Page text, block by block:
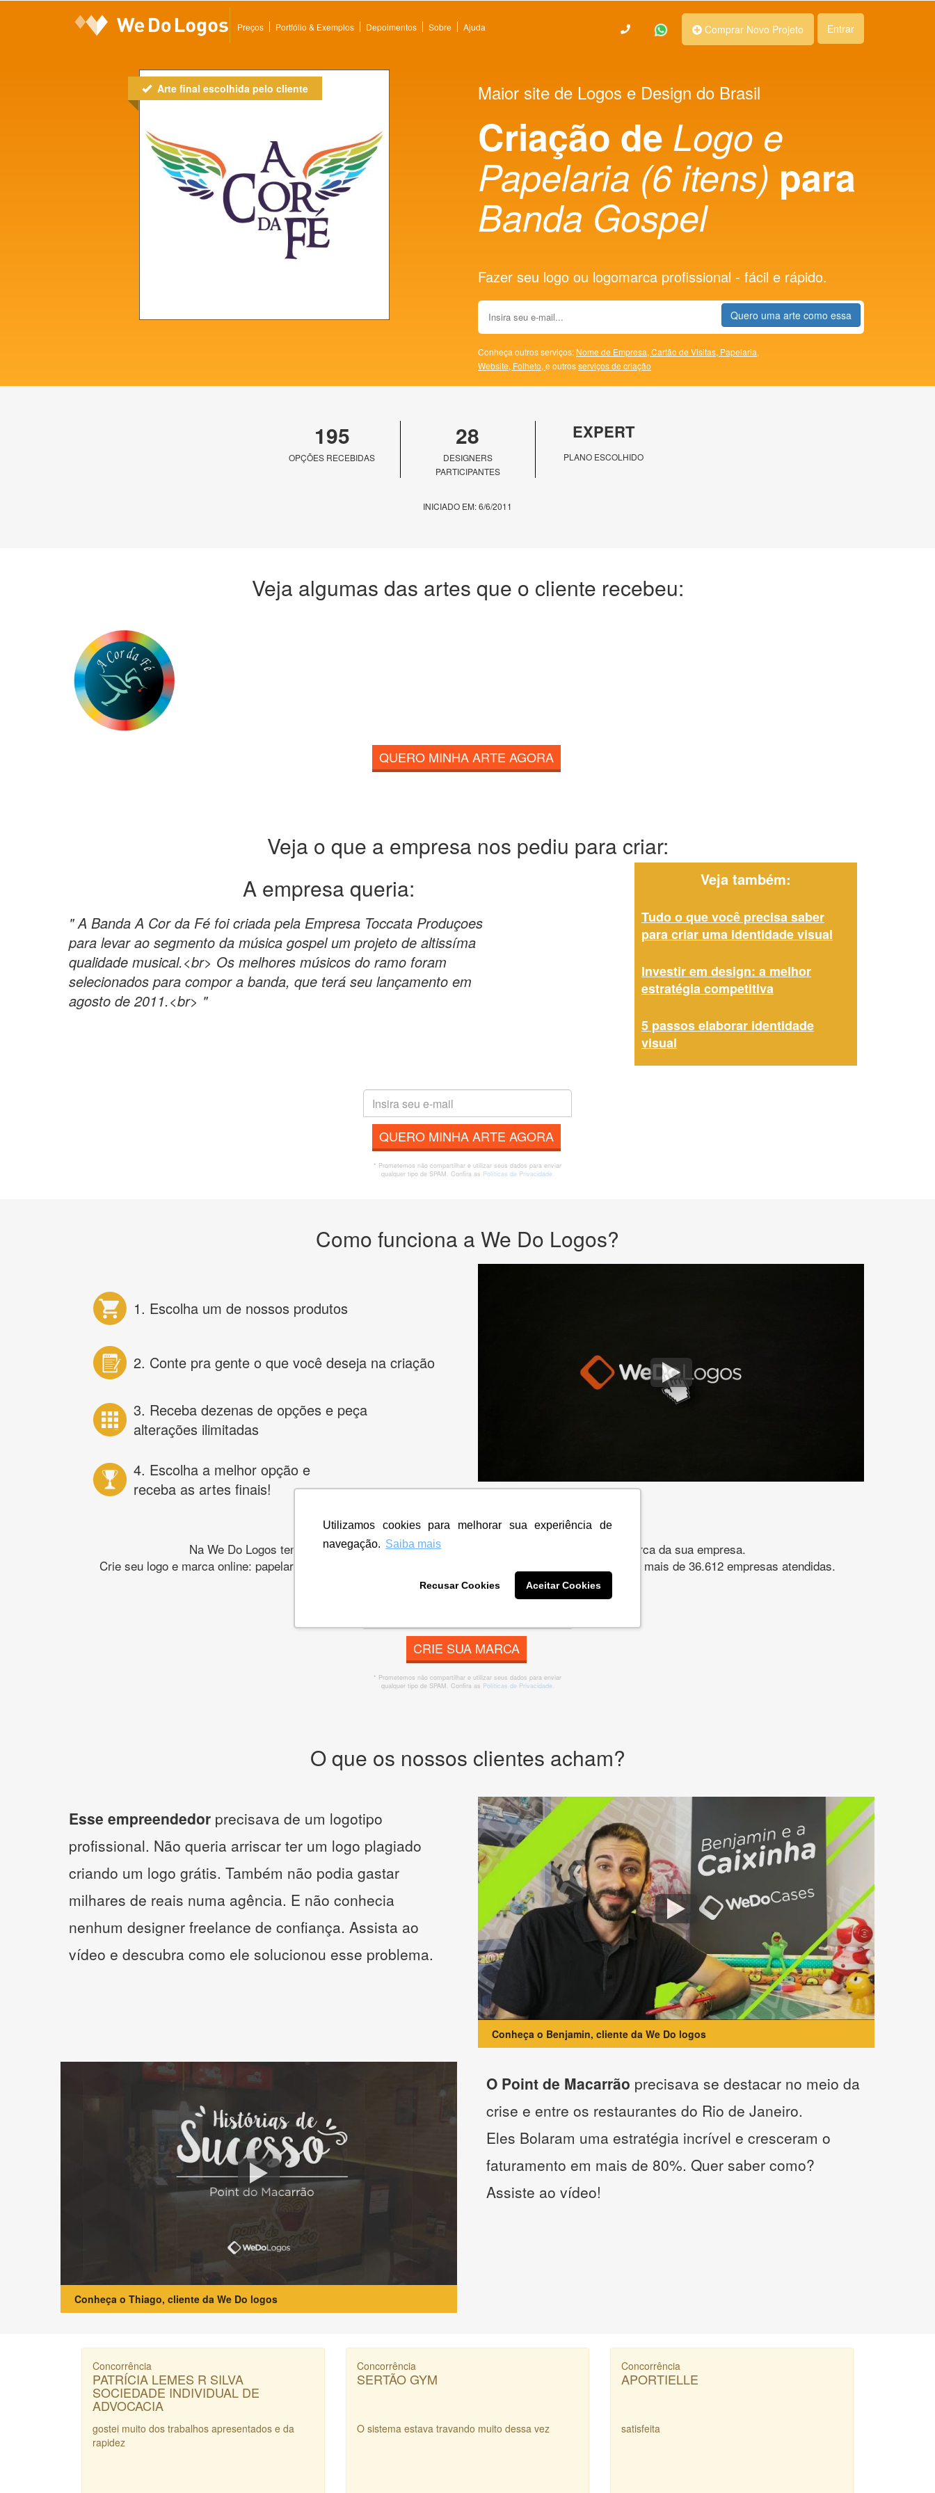
Utilizamos cookies para melhorar sua experiência de
navegação. Saiba mais
Recusar Cookies Aceitar Cookies
Preços Portfólio & Exemplos Depoimentos Sobre Ajuda Comprar Novo Projeto Entrar
Arte final escolhida pelo cliente Maior site de Logos e Design do Brasil
Criação de Logo e
Papelaria (6 itens) para
Banda Gospel
Fazer seu logo ou logomarca profissional - fácil e rápido.
Quero uma arte como essa
Conheça outros serviços: Nome de Empresa, Cartão de Visitas, Papelaria,
Website, Folheto, e outrosserviços de criação
195
OPÇÕES RECEBIDAS
28
DESIGNERS
PARTICIPANTES
EXPERT
PLANO ESCOLHIDO
INICIADO EM: 6/6/2011
Veja algumas das artes que o cliente recebeu:
QUERO MINHA ARTE AGORA
Veja o que a empresa nos pediu para criar:
A empresa queria:
" A Banda A Cor da Fé foi criada pela Empresa Toccata Produçoes
para levar ao segmento da música gospel um projeto de altissíma
qualidade musical.<br> Os melhores músicos do ramo foram
selecionados para compor a banda, que terá seu lançamento em
agosto de 2011.<br> "
Veja também:
Tudo o que você precisa saber
para criar uma identidade visual
Investir em design: a melhor
estratégia competitiva
5 passos elaborar identidade
visual
QUERO MINHA ARTE AGORA
* Prometemos não compartilhar e utilizar seus dados para enviar
qualquer tipo de SPAM. Confira as Políticas de Privacidade.
Como funciona a We Do Logos?
1. Escolha um de nossos produtos
2. Conte pra gente o que você deseja na criação
3. Receba dezenas de opções e peça
alterações ilimitadas
4. Escolha a melhor opção e
receba as artes finais!
Na We Do Logos temos os melhores designers de logotipos online para criar a logomarca da sua empresa.
Crie seu logo e marca online: papelaria, banner, cartão de visita, folder, flyer, website e muito mais. São mais de 36.612 empresas atendidas.
CRIE SUA MARCA
* Prometemos não compartilhar e utilizar seus dados para enviar
qualquer tipo de SPAM. Confira as Políticas de Privacidade.
O que os nossos clientes acham?
Esse empreendedor precisava de um logotipo
profissional. Não queria arriscar ter um logo plagiado
criando um logo grátis. Também não podia gastar
milhares de reais numa agência. E não conhecia
nenhum designer freelance de confiança. Assista ao
vídeo e descubra como ele solucionou esse problema.
Conheça o Benjamin, cliente da We Do logos
Conheça o Thiago, cliente da We Do logos
O Point de Macarrão precisava se destacar no meio da
crise e entre os restaurantes do Rio de Janeiro.
Eles Bolaram uma estratégia incrível e cresceram o
faturamento em mais de 80%. Quer saber como?
Assiste ao vídeo!
Concorrência
PATRÍCIA LEMES R SILVA
SOCIEDADE INDIVIDUAL DE
ADVOCACIA
gostei muito dos trabalhos apresentados e da
rapidez
Concorrência
SERTÃO GYM
O sistema estava travando muito dessa vez
Concorrência
APORTIELLE
satisfeita